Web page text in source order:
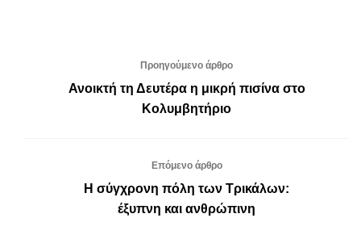
Προηγούμενο άρθρο
Ανοικτή τη Δευτέρα η μικρή πισίνα στο
Κολυμβητήριο
Επόμενο άρθρο
Η σύγχρονη πόλη των Τρικάλων:
έξυπνη και ανθρώπινη